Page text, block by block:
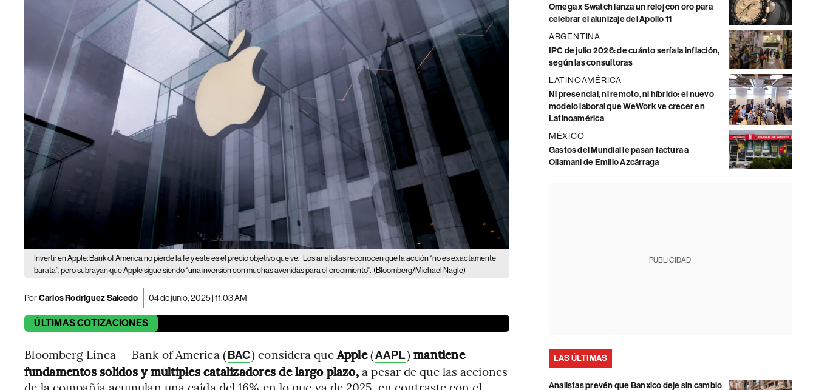
Invertir en Apple: Bank of America no pierde la fe y este es el precio objetivo que ve. Los analistas reconocen que la acción “no es exactamente
barata”, pero subrayan que Apple sigue siendo “una inversión con muchas avenidas para el crecimiento". (Bloomberg/Michael Nagle)
PorCarlos Rodríguez Salcedo 04 de junio, 2025 | 11:03 AM
ÚLTIMASCOTIZACIONES
Bloomberg Línea — Bank of America (BAC) considera queApple(AAPL) mantiene
fundamentos sólidos y múltiples catalizadores de largo plazo,a pesar de que las acciones
Omega x Swatch lanza un reloj con oro para
celebrar el alunizaje del Apollo 11
ARGENTINA
IPC de julio 2026: de cuánto sería la inflación,
según las consultoras
LATINOAMÉRICA
Ni presencial, ni remoto, ni híbrido: el nuevo
modelo laboral que WeWork ve crecer en
Latinoamérica
MÉXICO
Gastos del Mundial le pasan factura a
Ollamani de Emilio Azcárraga
PUBLICIDAD
LAS ÚLTIMAS
Analistas prevén que Banxico deje sin cambio